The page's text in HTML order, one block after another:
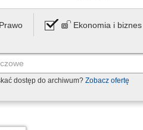
Prawo Ekonomia i biznes
dostęp do archiwum? Zobacz ofertę